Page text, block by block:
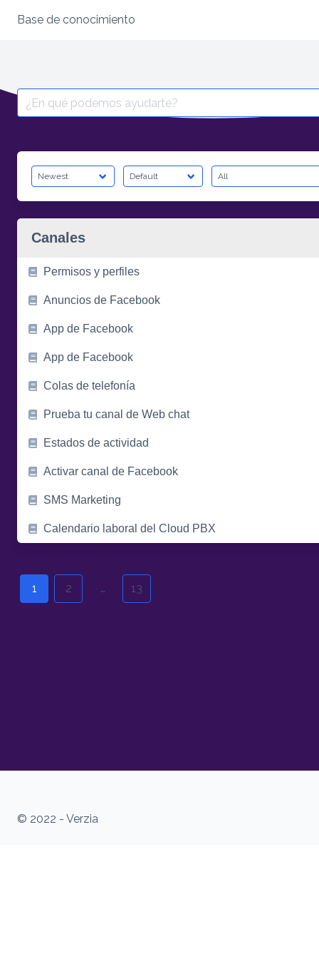
Base de conocimiento
Search
for:
Canales
Permisos y perfiles
Anuncios de Facebook
App de Facebook
App de Facebook
Colas de telefonía
Prueba tu canal de Web chat
Estados de actividad
Activar canal de Facebook
SMS Marketing
Calendario laboral del Cloud PBX
navigation
1 2 … 13
© 2022 - Verzia